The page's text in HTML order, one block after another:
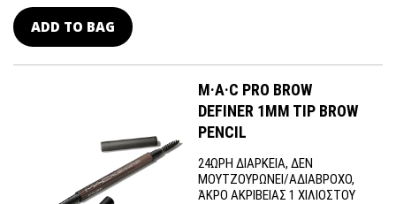
ADD TO BAG
M·A·C PRO BROW
DEFINER 1MM TIP BROW
PENCIL
24ΩΡΗ ΔΙΑΡΚΕΙΑ, ΔΕΝ
ΜΟΥΤΖΟΥΡΩΝΕΙ/ΑΔΙΑΒΡΟΧΟ,
ΆΚΡΟ ΑΚΡΙΒΕΙΑΣ 1 ΧΙΛΙΟΣΤΟΥ